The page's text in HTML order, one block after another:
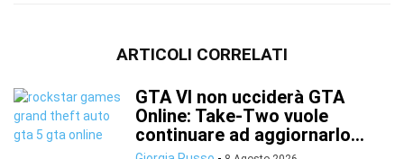
ARTICOLI CORRELATI
GTA VI non ucciderà GTA
Online: Take-Two vuole
continuare ad aggiornarlo...